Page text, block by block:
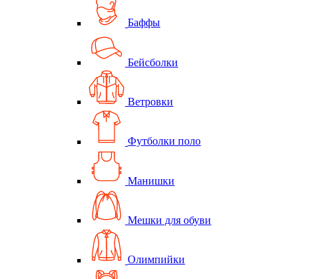
Баффы
Бейсболки
Ветровки
Футболки поло
Манишки
Мешки для обуви
Олимпийки